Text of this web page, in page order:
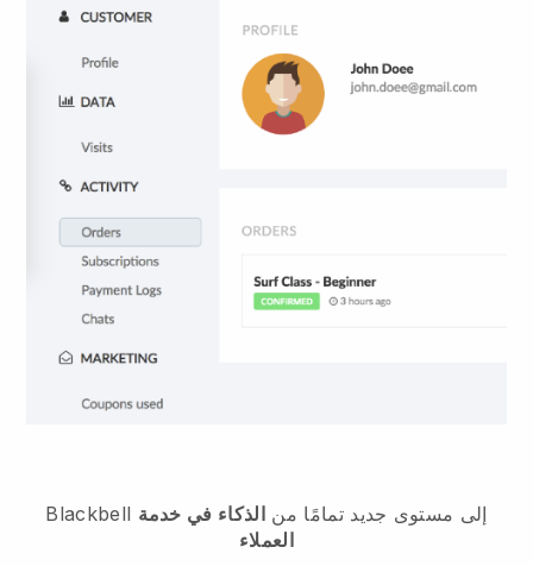
Blackbell إلى مستوى جديد تمامًا من الذكاء في خدمة
العملاء